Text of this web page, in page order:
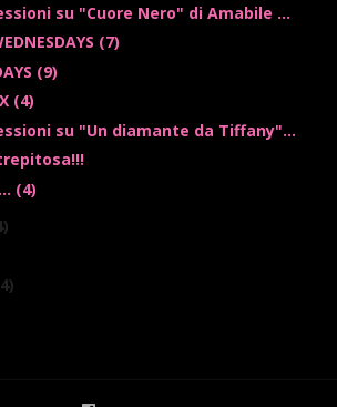
su "Cuore Nero" di Amabile ...
(7)
(9)
(4)
su "Un diamante da Tiffany"...
(4)